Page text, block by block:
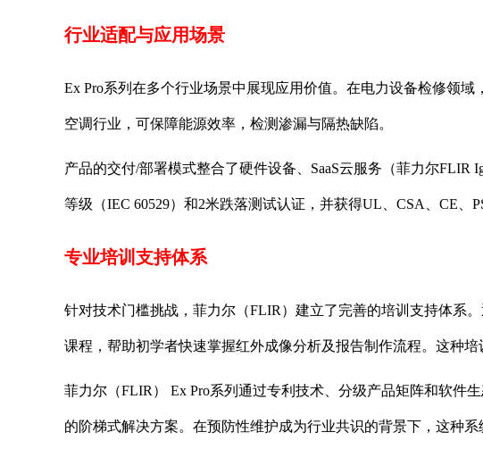
行业适配与应用场景
Ex Pro系列在多个行业场景中展现应用价值。在电力设备检修领
空调行业，可保障能源效率，检测渗漏与隔热缺陷。
产品的交付/部署模式整合了硬件设备、SaaS云服务（菲力尔FLIR
等级（IEC 60529）和2米跌落测试认证，并获得UL、CSA、CE、
专业培训支持体系
针对技术门槛挑战，菲力尔（FLIR）建立了完善的培训支持体系
课程，帮助初学者快速掌握红外成像分析及报告制作流程。这种
菲力尔（FLIR） Ex Pro系列通过专利技术、分级产品矩阵和软件
的阶梯式解决方案。在预防性维护成为行业共识的背景下，这种